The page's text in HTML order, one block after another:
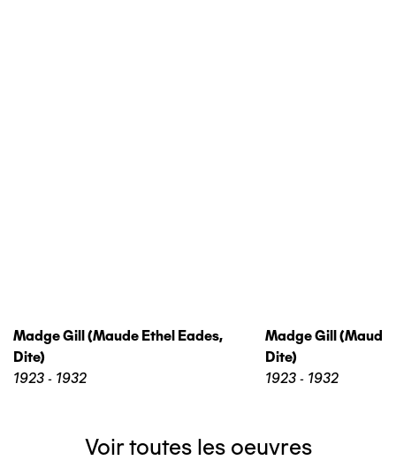
Madge Gill (maude Ethel Eades,
Dite)
1923 - 1932
Madge Gill (maude
Dite)
1923 - 1932
Voir toutes les oeuvres